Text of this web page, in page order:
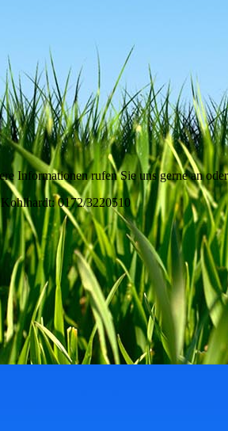
Informationen rufen Sie uns gerne an
0172/3220510